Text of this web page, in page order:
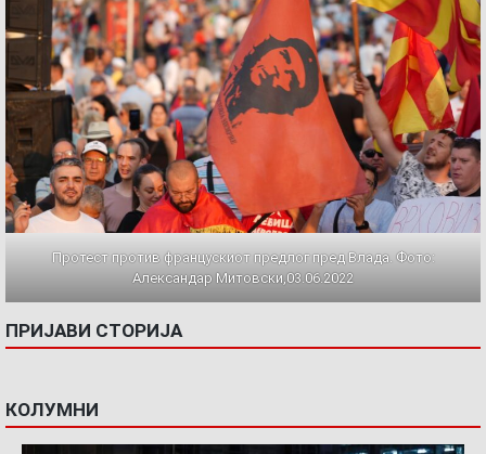
Протест против францускиот предлог пред Влада. Фото:
Александар Митовски,03.06.2022
ПРИЈАВИ СТОРИЈА
КОЛУМНИ